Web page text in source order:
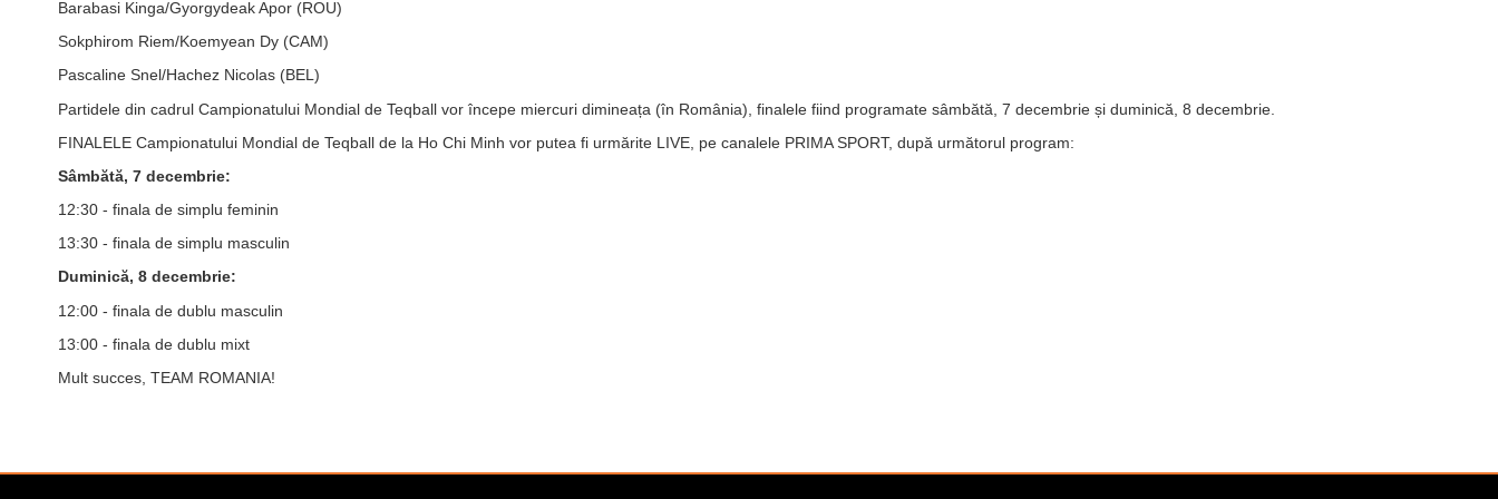
Barabasi Kinga/Gyorgydeak Apor (ROU)
Sokphirom Riem/Koemyean Dy (CAM)
Pascaline Snel/Hachez Nicolas (BEL)
Partidele din cadrul Campionatului Mondial de Teqball vor începe miercuri dimineața (în România), finalele fiind programate sâmbătă, 7 decembrie și duminică, 8 decembrie.
FINALELE Campionatului Mondial de Teqball de la Ho Chi Minh vor putea fi urmărite LIVE, pe canalele PRIMA SPORT, după următorul program:
Sâmbătă, 7 decembrie:
12:30 - finala de simplu feminin
13:30 - finala de simplu masculin
Duminică, 8 decembrie:
12:00 - finala de dublu masculin
13:00 - finala de dublu mixt
Mult succes, TEAM ROMANIA!